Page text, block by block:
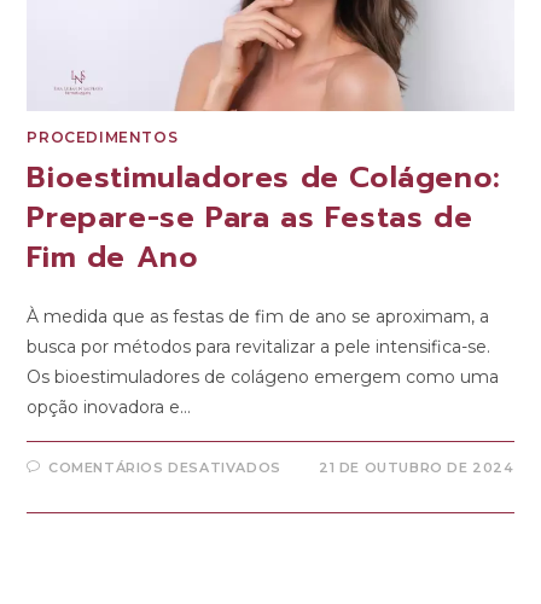
PROCEDIMENTOS
Bioestimuladores de Colágeno:
Prepare-se Para as Festas de
Fim de Ano
À medida que as festas de fim de ano se aproximam, a
busca por métodos para revitalizar a pele intensifica-se.
Os bioestimuladores de colágeno emergem como uma
opção inovadora e…
COMENTÁRIOS DESATIVADOS 21 DE OUTUBRO DE 2024